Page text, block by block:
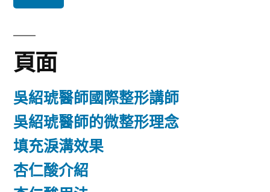
鍵
字:
頁面
吳紹琥醫師國際整形講師
吳紹琥醫師的微整形理念
填充淚溝效果
杏仁酸介紹